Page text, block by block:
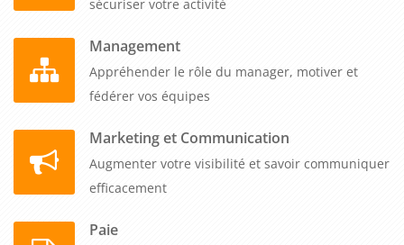
sécuriser votre activité
Management
Appréhender le rôle du manager, motiver et
fédérer vos équipes
Marketing et Communication
Augmenter votre visibilité et savoir communiquer
efficacement
Paie